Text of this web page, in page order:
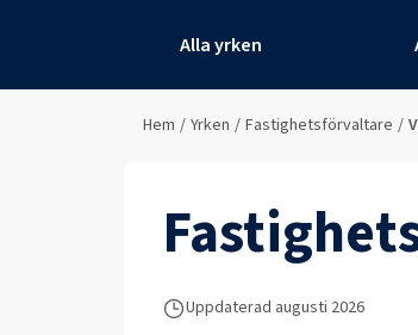
Alla yrken
Hem / Yrken / Fastighetsförvaltare /
Uppdaterad augusti 2026